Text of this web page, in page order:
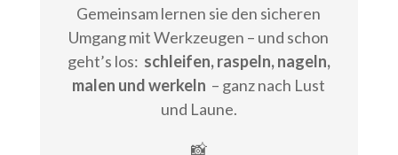
Gemeinsam lernen sie den sicheren
Umgang mit Werkzeugen – und schon
geht’s los: schleifen, raspeln, nageln,
malen und werkeln – ganz nach Lust
und Laune.
📸